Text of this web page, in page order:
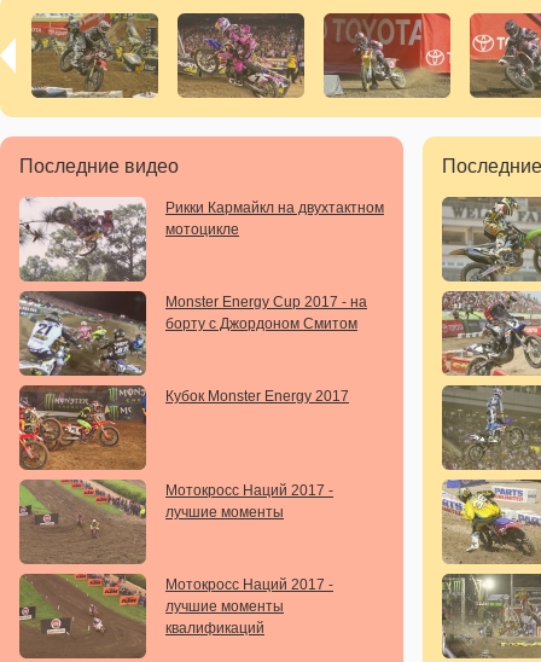
Последние видео
Рикки Кармайкл на двухтактном
мотоцикле
Monster Energy Cup 2017 - на
борту с Джордоном Смитом
Кубок Monster Energy 2017
Мотокросс Наций 2017 -
лучшие моменты
Мотокросс Наций 2017 -
лучшие моменты
квалификаций